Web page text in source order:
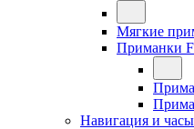
Мягкие
Приманки
Навигация и часы